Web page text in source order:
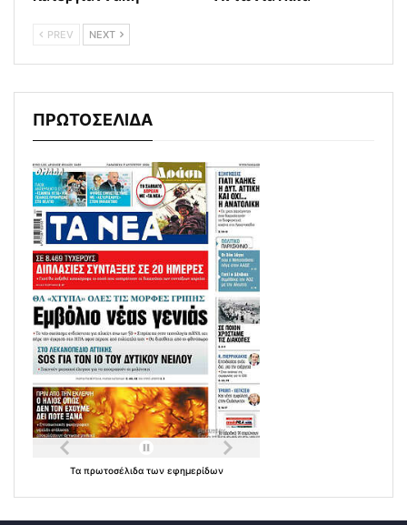
PREV NEXT
ΠΡΩΤΟΣΕΛΙΔΑ
Τα πρωτοσέλιδα των εφημερίδων